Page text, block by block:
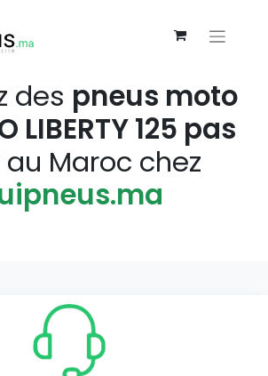
des pneus moto
LIBERTY 125 pas
au Maroc chez